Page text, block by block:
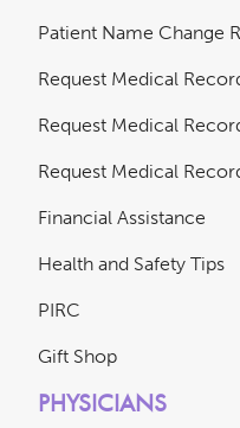
Patient Name Change
Request Medical
Request Medical
Request Medical
Financial Assistance
Health and Safety Tips
PIRC
Gift Shop
PHYSICIANS